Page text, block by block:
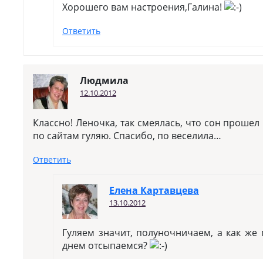
Хорошего вам настроения,Галина!
Ответить
Людмила
12.10.2012
Классно! Леночка, так смеялась, что сон
по сайтам гуляю. Спасибо, по веселила…
Ответить
Елена Картавцева
13.10.2012
Гуляем значит, полуночничаем, а как
днем отсыпаемся?